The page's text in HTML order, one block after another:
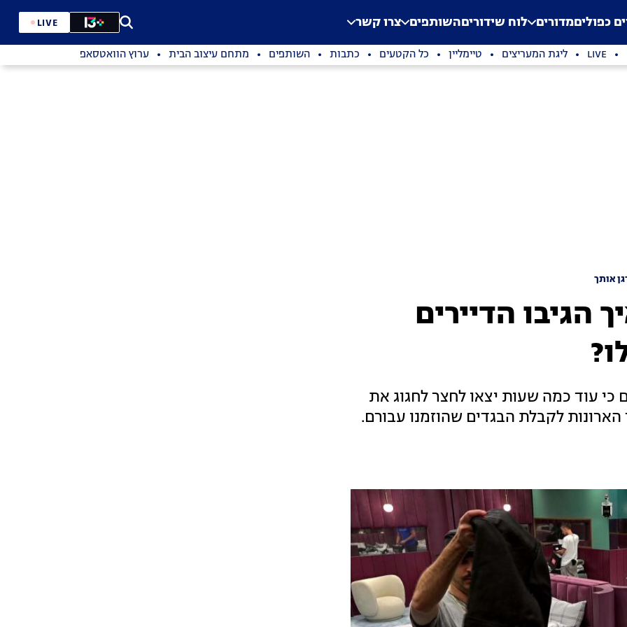
Application error: a
. כפוליםמדורים לוח שידוריםהשותפים צרו קשר LIVE
LIVE ליגת המעריצים טיימליין כל הקטעים כתבות השותפים מתחם עיצוב הבית ערוץ הוואטסאפ
אותך
הדיירים
עוד כמה שעות יצאו לחצר לחגוג את
לקבלת הבגדים שהוזמנו עבורם.